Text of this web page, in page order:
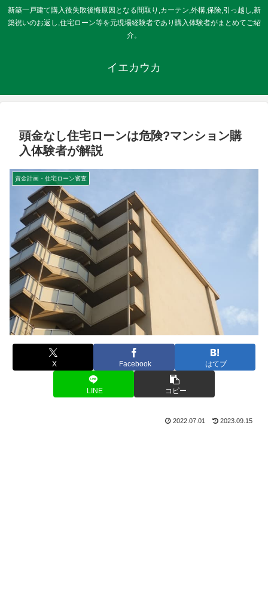
新築一戸建て購入後失敗後悔原因となる間取り,カーテン,外構,保険,引っ越し,新
築祝いのお返し,住宅ローン等を元現場経験者であり購入体験者がまとめてご紹
介。
イエカウカ
頭金なし住宅ローンは危険?マンション購
入体験者が解説
資金計画・住宅ローン審査
X Facebook はてブ
LINE コピー
2022.07.01 2023.09.15